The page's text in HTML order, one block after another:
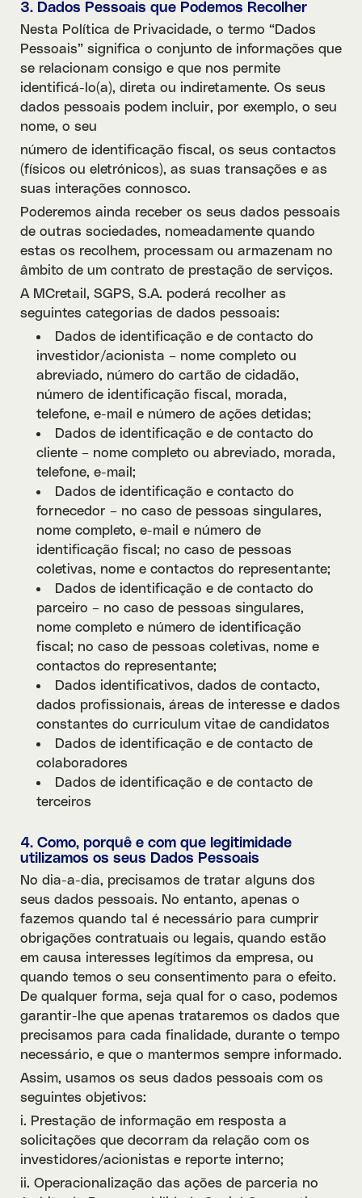
3. Dados Pessoais que Podemos Recolher
Nesta Política de Privacidade, o termo “Dados
Pessoais” significa o conjunto de informações que
se relacionam consigo e que nos permite
identificá-lo(a), direta ou indiretamente. Os seus
dados pessoais podem incluir, por exemplo, o seu
nome, o seu
número de identificação fiscal, os seus contactos
(físicos ou eletrónicos), as suas transações e as
suas interações connosco.
Poderemos ainda receber os seus dados pessoais
de outras sociedades, nomeadamente quando
estas os recolhem, processam ou armazenam no
âmbito de um contrato de prestação de serviços.
A MCretail, SGPS, S.A. poderá recolher as
seguintes categorias de dados pessoais:
Dados de identificação e de contacto do
investidor/acionista – nome completo ou
abreviado, número do cartão de cidadão,
número de identificação fiscal, morada,
telefone, e-mail e número de ações detidas;
Dados de identificação e de contacto do
cliente – nome completo ou abreviado, morada,
telefone, e-mail;
Dados de identificação e contacto do
fornecedor – no caso de pessoas singulares,
nome completo, e-mail e número de
identificação fiscal; no caso de pessoas
coletivas, nome e contactos do representante;
Dados de identificação e de contacto do
parceiro – no caso de pessoas singulares,
nome completo e número de identificação
fiscal; no caso de pessoas coletivas, nome e
contactos do representante;
Dados identificativos, dados de contacto,
dados profissionais, áreas de interesse e dados
constantes do curriculum vitae de candidatos
Dados de identificação e de contacto de
colaboradores
Dados de identificação e de contacto de
terceiros
4. Como, porquê e com que legitimidade
utilizamos os seus Dados Pessoais
No dia-a-dia, precisamos de tratar alguns dos
seus dados pessoais. No entanto, apenas o
fazemos quando tal é necessário para cumprir
obrigações contratuais ou legais, quando estão
em causa interesses legítimos da empresa, ou
quando temos o seu consentimento para o efeito.
De qualquer forma, seja qual for o caso, podemos
garantir-lhe que apenas trataremos os dados que
precisamos para cada finalidade, durante o tempo
necessário, e que o mantermos sempre informado.
Assim, usamos os seus dados pessoais com os
seguintes objetivos:
i. Prestação de informação em resposta a
solicitações que decorram da relação com os
investidores/acionistas e reporte interno;
ii. Operacionalização das ações de parceria no